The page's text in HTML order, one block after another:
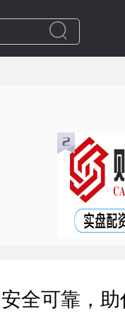
全可靠，